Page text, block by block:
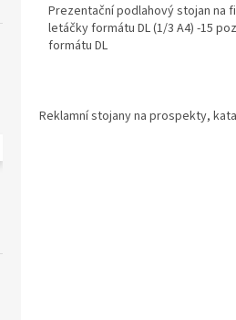
Prezentační podlahový stojan na
letáčky formátu DL (1/3 A4) -15
formátu DL
Reklamní stojany na prospekty,